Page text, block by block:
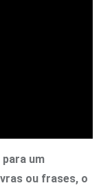
um
ou frases, o